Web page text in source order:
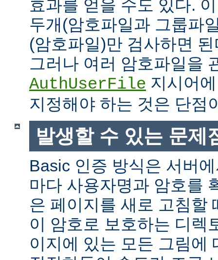
효과를 얻을 수도 있다.
두개(암호파일과 그룹파
(암호파일)만 검사하면
그러나 여러 암호파일을
AuthUserFile 지시어
지정해야 하는 것은 단점
발생할 수 있는 문제
Basic 인증 방식은 서버
마다 사용자명과 암호를
은 페이지를 새로 고침할
이 암호로 보호하는 디렉
이지에 있는 모든 그림에